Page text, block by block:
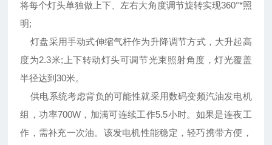
将每个灯头单独做上下、左右大角度调节旋转实现360°*照
明;
灯盘采用手动式伸缩气杆作为升降调节方式，大升起高
度为2.3米;上下转动灯头可调节光束照射角度，灯光覆盖
半径达到30米。
供电系统考虑背负的可能性就采用数码变频汽油发电机
组，功率700W，加满可连续工作5.5小时。如果是连夜工
作，需补充一次油。该发电机性能稳定，轻巧携带方便，